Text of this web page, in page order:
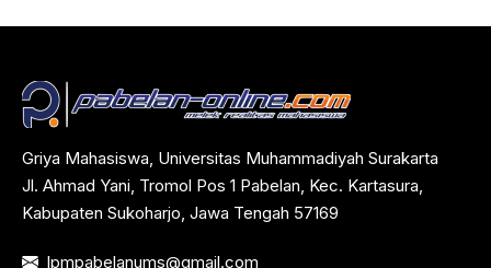
Griya Mahasiswa, Universitas Muhammadiyah Surakarta
Jl. Ahmad Yani, Tromol Pos 1 Pabelan, Kec. Kartasura,
Kabupaten Sukoharjo, Jawa Tengah 57169
lpmpabelanums@gmail.com